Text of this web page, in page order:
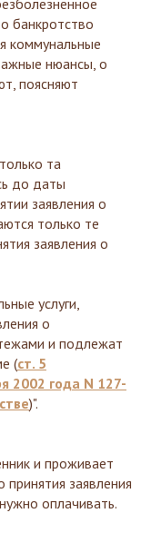
банкротство
коммунальные
нюансы, о
поясняют
та
до даты
заявления о
только те
заявления о
услуги,
о
и подлежат
(ст. 5
2002 года N 127-
)".
и проживает
заявления
оплачивать.